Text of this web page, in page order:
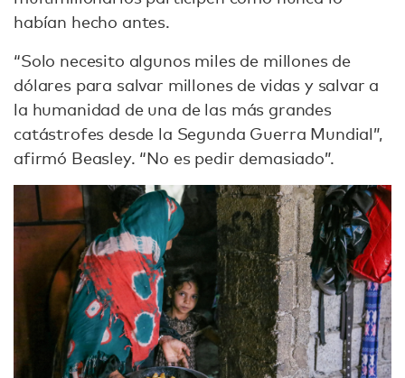
habían hecho antes.
“Solo necesito algunos miles de millones de
dólares para salvar millones de vidas y salvar a
la humanidad de una de las más grandes
catástrofes desde la Segunda Guerra Mundial”,
afirmó Beasley. “No es pedir demasiado”.